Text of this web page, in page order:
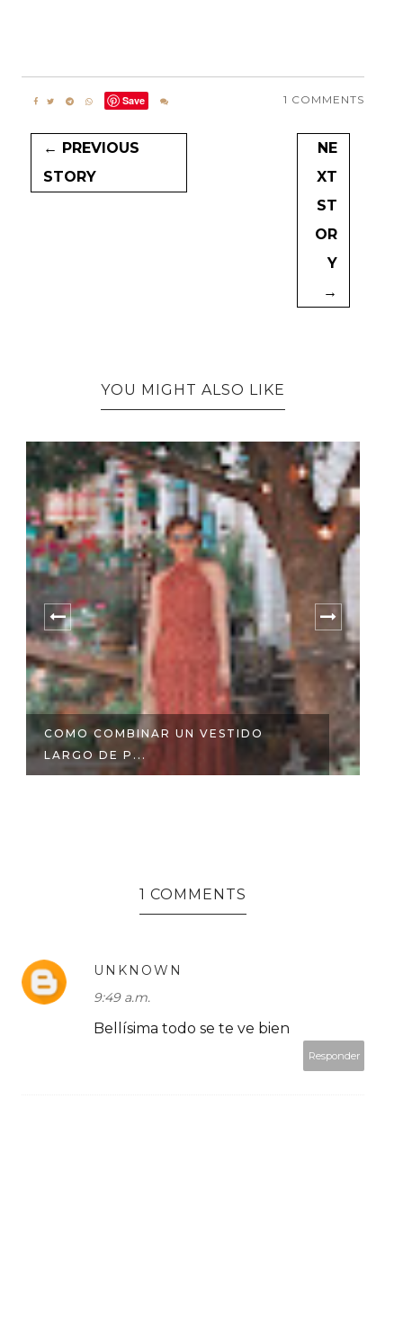
1 COMMENTS
Save
← PREVIOUS
STORY
NE
XT
ST
OR
Y
→
YOU MIGHT ALSO LIKE
COMO COMBINAR UN VESTIDO
LARGO DE P...
1 COMMENTS
UNKNOWN
9:49 a.m.
Bellísima todo se te ve bien
Responder